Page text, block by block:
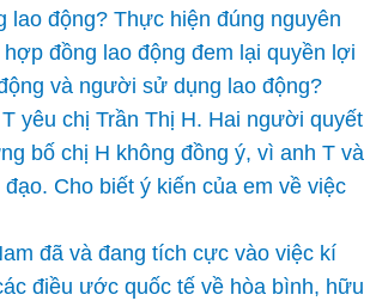
lao động? Thực hiện đúng nguyên
đồng lao động đem lại quyền lợi
và người sử dụng lao động?
yêu chị Trần Thị H. Hai người quyết
bố chị H không đồng ý, vì anh T và
Cho biết ý kiến của em về việc
đã và đang tích cực vào việc kí
điều ước quốc tế về hòa bình, hữu